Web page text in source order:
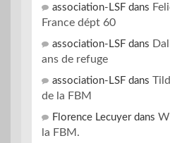
association-LSF dans
France dépt 60
association-LSF dans
ans de refuge
association-LSF dans
de la FBM
Florence Lecuyerdans
la FBM.